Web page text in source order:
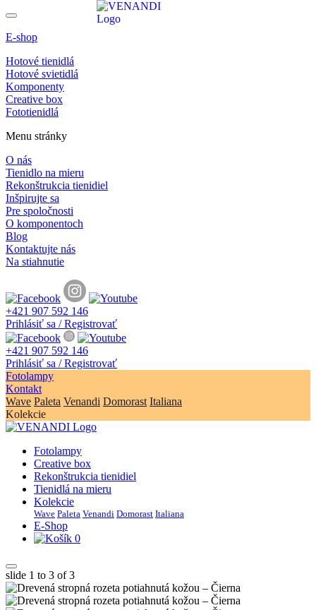
E-shop
Hotové tienidlá
Hotové svietidlá
Komponenty
Creative box
Fototienidlá
Menu stránky
O nás
Tienidlo na mieru
Rekonštrukcia tienidiel
Inšpirujte sa
Pre spoločnosti
O komponentoch
Blog
Kontaktujte nás
Na stiahnutie
+421 907 592 146
Prihlásiť sa / Registrovať
+421 907 592 146
Prihlásiť sa / Registrovať
Fotolampy
Kontakt
Wave Paleta Venandi Domorast Italiana
Kolekcie
Fotolampy
Creative box
Rekonštrukcia tienidiel
Tienidlá na mieru
Kolekcie
Wave Paleta Venandi Domorast Italiana
E-Shop
0
slide 1 to 3 of 3